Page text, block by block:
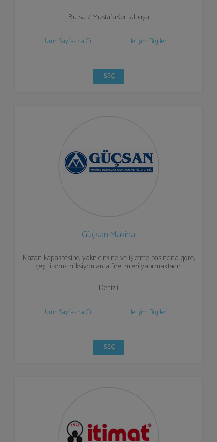
Bursa / MustafaKemalpaşa
Ürün Sayfasına Git İletişim Bilgileri
SEÇ
Güçsan Makina
Kazan kapasitesine, yakıt cinsine ve işletme basıncına göre,
çeşitli konstrüksiyonlarda üretimleri yapılmaktadır.
Denizli
Ürün Sayfasına Git İletişim Bilgileri
SEÇ